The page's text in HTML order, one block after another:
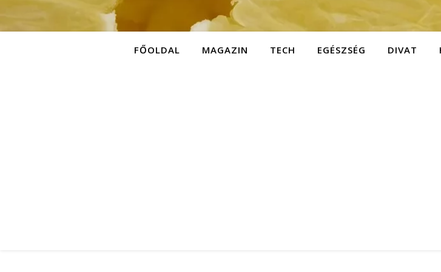
FŐOLDAL MAGAZIN TECH EGÉSZSÉG DIVAT